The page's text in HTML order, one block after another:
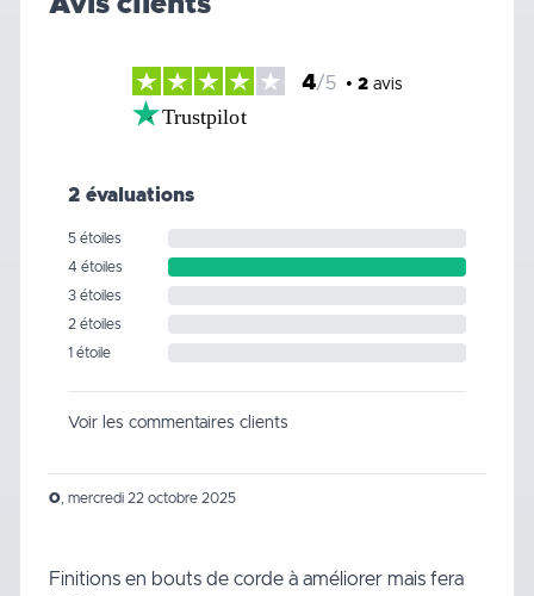
4/5 • 2avis
Trustpilot
2 évaluations
5 étoiles
4 étoiles
3 étoiles
2 étoiles
1 étoile
Voir les commentaires clients
O mercredi 22 octobre 2025
Finitions en bouts de corde à améliorer mais fera